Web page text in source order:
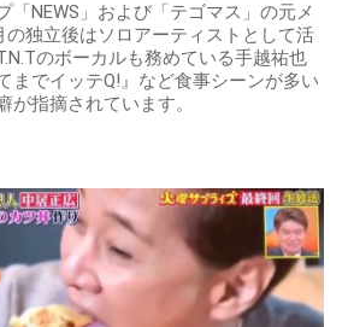
「NEWS」および「テゴマス」の元メ
の独立後はソロアーティストとして活
のボーカルも務めている手越祐也
までイッテQ!』など食事シーンが多い
が指摘されています。